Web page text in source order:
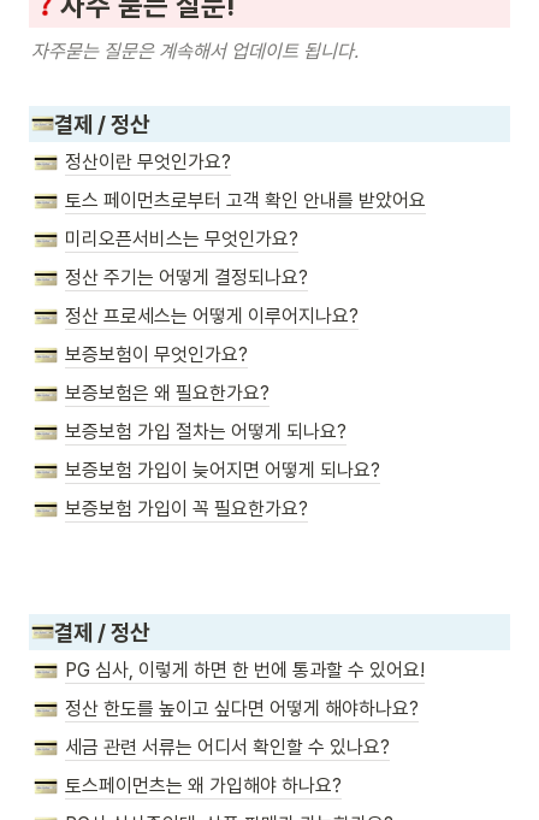
자주묻는 질문은 계속해서 업데이트 됩니다.
결제 / 정산
정산이란 무엇인가요?
토스 페이먼츠로부터 고객 확인 안내를 받았어요
미리오픈서비스는 무엇인가요?
정산 주기는 어떻게 결정되나요?
정산 프로세스는 어떻게 이루어지나요?
보증보험이 무엇인가요?
보증보험은 왜 필요한가요?
보증보험 가입 절차는 어떻게 되나요?
보증보험 가입이 늦어지면 어떻게 되나요?
보증보험 가입이 꼭 필요한가요?
결제 / 정산
PG 심사, 이렇게 하면 한 번에 통과할 수 있어요!
정산 한도를 높이고 싶다면 어떻게 해야하나요?
세금 관련 서류는 어디서 확인할 수 있나요?
토스페이먼츠는 왜 가입해야 하나요?